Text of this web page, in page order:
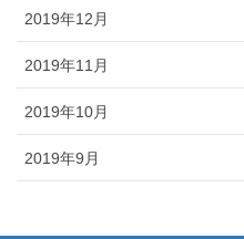
2019年12月
2019年11月
2019年10月
2019年9月